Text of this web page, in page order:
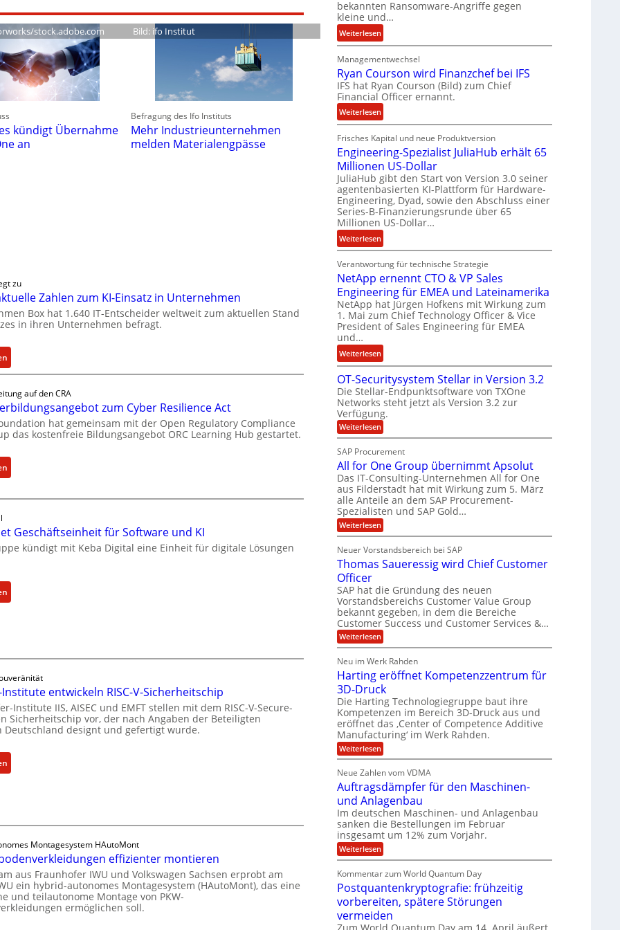
stock.adobe.com
kündigt Übernahme
an
Bild: ifo Institut
Befragung des Ifo Instituts
Mehr Industrieunternehmen
melden Materialengpässe
zu
Zahlen zum KI-Einsatz in Unternehmen
Box hat 1.640 IT-Entscheider weltweit zum aktuellen Stand
in ihren Unternehmen befragt.
B
x
l
i
f
t
k
t
l
h
l
e
n
z
u
s
a
t
z
i
auf den CRA
zum Cyber Resilience Act
hat gemeinsam mit der Open Regulatory Compliance
das kostenfreie Bildungsangebot ORC Learning Hub gestartet.
N
e
s
W
i
i
d
u
n
g
a
n
o
t
z
u
m
C
Geschäftseinheit für Software und KI
kündigt mit Keba Digital eine Einheit für digitale Lösungen
K
r
ü
n
d
e
t
h
s
e
i
entwickeln RISC-V-Sicherheitschip
Institute IIS, AISEC und EMFT stellen mit dem RISC-V-Secure-
Sicherheitschip vor, der nach Angaben der Beteiligten
Deutschland designt und gefertigt wurde.
F
h
o
f
e
r
Montagesystem HAutoMont
effizienter montieren
aus Fraunhofer IWU und Volkswagen Sachsen erprobt am
ein hybrid-autonomes Montagesystem (HAutoMont), das eine
und teilautonome Montage von PKW-
ermöglichen soll.
b
i
e
n
z
s
m
e
n
bekannten Ransomware-Angriffe gegen
kleine und…
Weiterlesen:
L
ö
s
e
g
e
l
d
z
a
h
l
e
n
i
s
k
e
i
n
e
ö
s
u
g
Managementwechsel
Ryan Courson wird Finanzchef bei IFS
IFS hat Ryan Courson (Bild) zum Chief
Financial Officer ernannt.
Weiterlesen:
R
y
a
n
C
o
u
r
s
o
w
i
r
d
F
n
a
n
z
c
h
e
f
b
e
i
I
F
S
Frisches Kapital und neue Produktversion
Engineering-Spezialist JuliaHub erhält 65
Millionen US-Dollar
JuliaHub gibt den Start von Version 3.0 seiner
agentenbasierten KI-Plattform für Hardware-
Engineering, Dyad, sowie den Abschluss einer
Series-B-Finanzierungsrunde über 65
Millionen US-Dollar…
Weiterlesen:
E
n
g
i
n
e
e
r
i
n
g
-
S
p
e
a
l
s
t
J
u
l
a
H
u
b
e
r
h
ä
l
t
6
5
M
i
l
l
i
o
n
e
n
-
D
o
Verantwortung für technische Strategie
NetApp ernennt CTO & VP Sales
Engineering für EMEA und Lateinamerika
NetApp hat Jürgen Hofkens mit Wirkung zum
1. Mai zum Chief Technology Officer & Vice
President of Sales Engineering für EMEA
und…
Weiterlesen:
N
e
t
A
p
p
r
n
e
n
n
t
C
T
O
V
P
S
a
l
E
n
g
i
n
e
e
r
i
n
g
f
ü
r
M
E
A
u
OT-Securitysystem Stellar in Version 3.2
Die Stellar-Endpunktsoftware von TXOne
Networks steht jetzt als Version 3.2 zur
Verfügung.
Weiterlesen:
O
-
S
e
c
u
r
i
t
y
y
s
t
m
S
t
e
l
l
a
r
n
V
e
r
s
i
o
n
3
2
SAP Procurement
All for One Group übernimmt Apsolut
Das IT-Consulting-Unternehmen All for One
aus Filderstadt hat mit Wirkung zum 5. März
alle Anteile an dem SAP Procurement-
Spezialisten und SAP Gold…
Weiterlesen:
A
l
f
O
n
e
G
r
o
u
p
b
e
r
n
i
m
m
t
A
s
o
u
t
Neuer Vorstandsbereich bei SAP
Thomas Saueressig wird Chief Customer
Officer
SAP hat die Gründung des neuen
Vorstandsbereichs Customer Value Group
bekannt gegeben, in dem die Bereiche
Customer Success und Customer Services &…
Weiterlesen:
T
o
m
a
s
S
a
u
e
r
e
s
s
g
w
i
r
d
C
h
i
C
u
s
t
o
Neu im Werk Rahden
Harting eröffnet Kompetenzzentrum für
3D-Druck
Die Harting Technologiegruppe baut ihre
Kompetenzen im Bereich 3D-Druck aus und
eröffnet das ‚Center of Competence Additive
Manufacturing‘ im Werk Rahden.
Weiterlesen:
H
r
t
n
g
e
r
ö
f
f
n
t
K
o
m
Neue Zahlen vom VDMA
Auftragsdämpfer für den Maschinen-
und Anlagenbau
Im deutschen Maschinen- und Anlagenbau
sanken die Bestellungen im Februar
insgesamt um 12% zum Vorjahr.
Weiterlesen:
A
f
t
r
a
g
s
Kommentar zum World Quantum Day
Postquantenkryptografie: frühzeitig
vorbereiten, spätere Störungen
vermeiden